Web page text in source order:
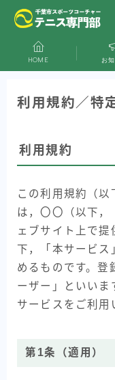
HOME お
利用規約／特
利用規約
この利用規約（以
は，〇〇（以下，
ェブサイト上で
下，「本サービス
めるものです。登
ーザー」といいま
サービスをご利用
第1条（適用）